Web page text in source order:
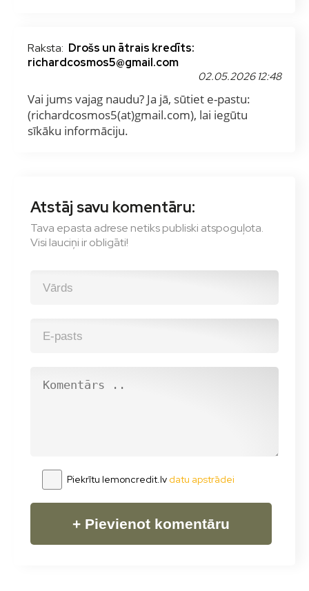
Raksta: Drošs un ātrais kredīts:
richardcosmos5@gmail.com
02.05.2026 12:48
Vai jums vajag naudu? Ja jā, sūtiet e-pastu:
(richardcosmos5(at)gmail.com), lai iegūtu
sīkāku informāciju.
Atstāj savu komentāru:
Tava epasta adrese netiks publiski atspoguļota.
Visi lauciņi ir obligāti!
Piekrītu lemoncredit.lv datu apstrādei
+ Pievienot komentāru